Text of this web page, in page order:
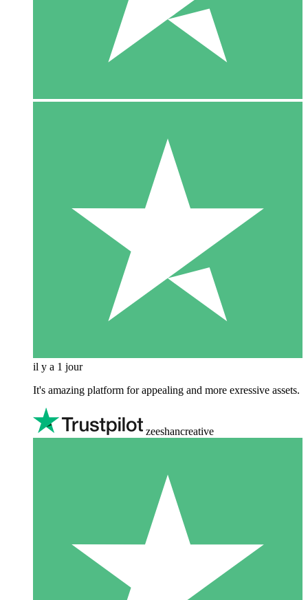
il y a 1 jour
It's amazing platform for appealing and more exressive assets.
zeeshancreative